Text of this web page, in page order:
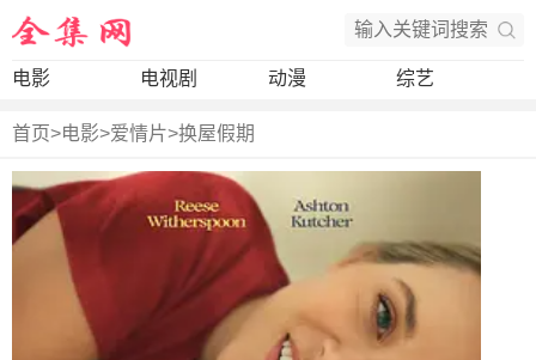
电影 电视剧 动漫 综艺
首页>电影>爱情片>换屋假期